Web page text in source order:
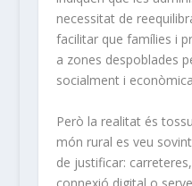
necessitat de
facilitar que famílies i
a zones despoblades
socialment i
Però la realitat és
món rural es veu
de justificar:
connexió digital o